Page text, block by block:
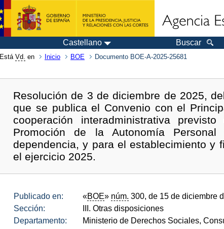
Castellano Buscar
Está Vd. en Inicio BOE Documento BOE-A-2025-25681
Resolución de 3 de diciembre de 2025,
que se publica el Convenio con el
cooperación interadministrativa
Promoción de la Autonomía
dependencia, y para el establecimiento y
el ejercicio 2025.
Publicado en: «BOE» núm. 300, de 15 de diciembre
Sección:
III. Otras disposiciones
Departamento:
Ministerio de Derechos Sociales,